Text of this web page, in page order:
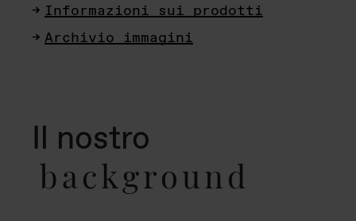
Informazioni sui prodotti
Archivio immagini
Il nostro
background